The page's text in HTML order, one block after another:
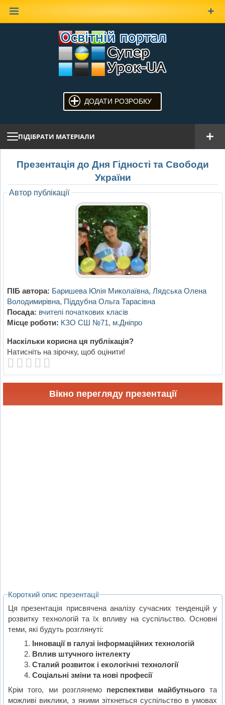
ДОДАТИ РОЗРОБКУ
ПІДІБРАТИ МАТЕРІАЛИ
Презентація до Дня Гідності та Свободи
України
Автор публікації
ПІБ автора: Баришева Юлія Миколаївна, Лядська Олена
Володимирівна, Піддубна Ольга Тарасівна
Посада: вчителі початкових класів
Місце роботи: КЗО СШ №71, м.Дніпро
Наскільки корисна ця публікація?
Натисніть на зірочку, щоб оцінити!
Вікно перегляду презентації
Короткий опис презентації
Ця презентація присвячена аналізу сучасних тенденцій у
розвитку технологій та їх впливу на суспільство. Основні
теми, які будуть розглянуті:
Інновації в галузі інформаційних технологій
Вплив штучного інтелекту
Сталий розвиток і екологічні технології
Соціальні зміни та нові професії
Крім того, ми розглянемо перспективи майбутнього та
можливі виклики, з якими зіткнеться суспільство в умовах